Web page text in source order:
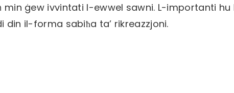
ġew ivvintati l-ewwel sawni. L-importanti hu
din il-forma sabiħa ta’ rikreazzjoni.